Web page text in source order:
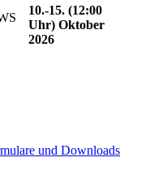
10.-15. (12:00
Uhr) Oktober
2026
und Downloads